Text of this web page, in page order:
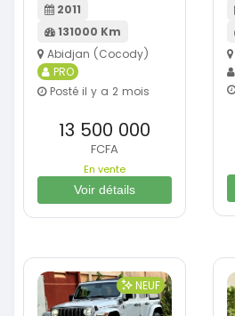
2011
131000 Km
Abidjan (Cocody)
PRO
Posté il y a 2 mois
13 500 000
FCFA
En vente
Voir détails
NEUF